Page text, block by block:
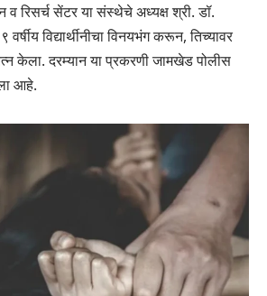
रिसर्च सेंटर या संस्थेचे अध्यक्ष श्री. डॉ.
विद्यार्थीनीचा विनयभंग करून, तिच्यावर
केला. दरम्यान या प्रकरणी जामखेड पोलीस
आहे.